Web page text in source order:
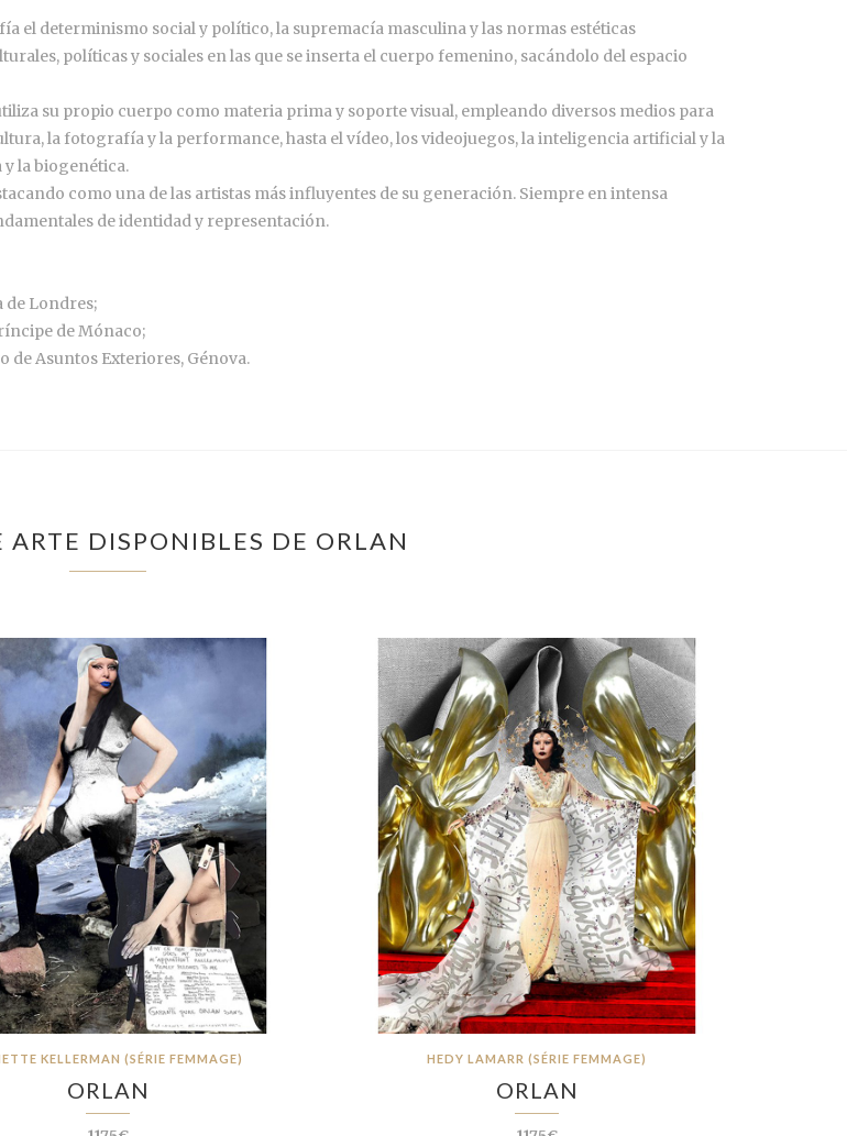
el determinismo social y político, la supremacía masculina y las normas estéticas
políticas y sociales en las que se inserta el cuerpo femenino, sacándolo del espacio
su propio cuerpo como materia prima y soporte visual, empleando diversos medios para
la fotografía y la performance, hasta el vídeo, los videojuegos, la inteligencia artificial y la
la biogenética.
como una de las artistas más influyentes de su generación. Siempre en intensa
de identidad y representación.
de Londres;
de Mónaco;
de Asuntos Exteriores, Génova.
ARTE DISPONIBLES DE ORLAN
KELLERMAN (SÉRIE FEMMAGE)
ORLAN
HEDY LAMARR (SÉRIE FEMMAGE)
ORLAN